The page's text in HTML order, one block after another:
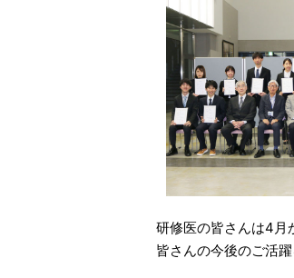
研修医の皆さんは4月
皆さんの今後のご活